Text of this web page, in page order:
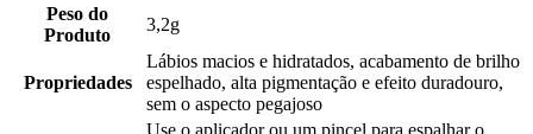
Peso do
Produto
3,2g
Propriedades
Lábios macios e hidratados, acabamento de brilho
espelhado, alta pigmentação e efeito duradouro,
sem o aspecto pegajoso
Use o aplicador ou um pincel para espalhar o